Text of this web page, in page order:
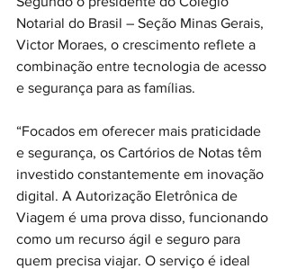
Notarial do Brasil – Seção Minas Gerais,
Victor Moraes, o crescimento reflete a
combinação entre tecnologia de acesso
e segurança para as famílias.
“Focados em oferecer mais praticidade
e segurança, os Cartórios de Notas têm
investido constantemente em inovação
digital. A Autorização Eletrônica de
Viagem é uma prova disso, funcionando
como um recurso ágil e seguro para
quem precisa viajar. O serviço é ideal